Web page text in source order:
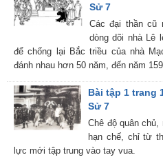
Sử 7
Các đại thần cũ
dòng dõi nhà Lê
để chống lại Bắc triều của nhà
đánh nhau hơn 50 năm, đến năm
Bài tập 1 trang
Sử 7
Chê độ quân
hạn chế, chỉ từ
lực mới tập trung vào tay vua.